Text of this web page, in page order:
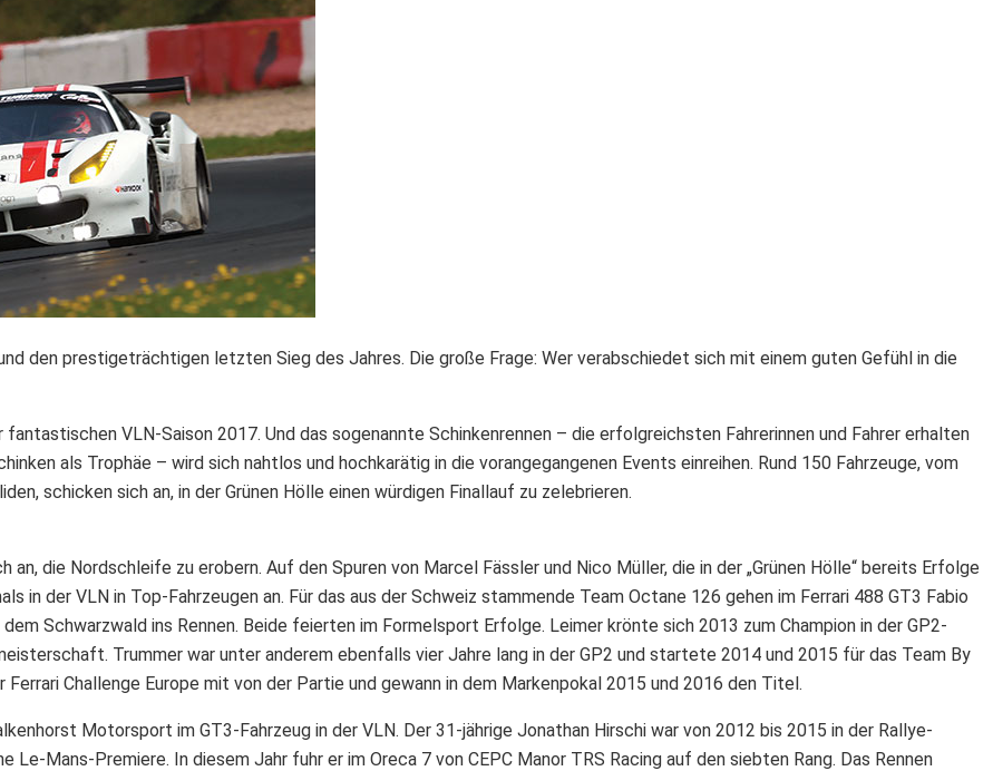
den prestigeträchtigen letzten Sieg des Jahres. Die große Frage: Wer verabschiedet sich mit einem guten Gefühl in die
VLN-Saison 2017. Und das sogenannte Schinkenrennen – die erfolgreichsten Fahrerinnen und Fahrer erhalten
als Trophäe – wird sich nahtlos und hochkarätig in die vorangegangenen Events einreihen. Rund 150 Fahrzeuge, vom
schicken sich an, in der Grünen Hölle einen würdigen Finallauf zu zelebrieren.
die Nordschleife zu erobern. Auf den Spuren von Marcel Fässler und Nico Müller, die in der „Grünen Hölle“ bereits Erfolge
in der VLN in Top-Fahrzeugen an. Für das aus der Schweiz stammende Team Octane 126 gehen im Ferrari 488 GT3 Fabio
Schwarzwald ins Rennen. Beide feierten im Formelsport Erfolge. Leimer krönte sich 2013 zum Champion in der GP2-
Trummer war unter anderem ebenfalls vier Jahre lang in der GP2 und startete 2014 und 2015 für das Team By
Challenge Europe mit von der Partie und gewann in dem Markenpokal 2015 und 2016 den Titel.
Motorsport im GT3-Fahrzeug in der VLN. Der 31-jährige Jonathan Hirschi war von 2012 bis 2015 in der Rallye-
Mans-Premiere. In diesem Jahr fuhr er im Oreca 7 von CEPC Manor TRS Racing auf den siebten Rang. Das Rennen